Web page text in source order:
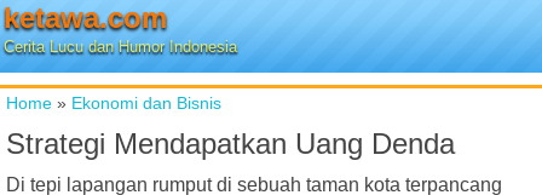
ketawa.com
Cerita Lucu dan Humor Indonesia
Home » Ekonomi dan Bisnis
Strategi Mendapatkan Uang Denda
Di tepi lapangan rumput di sebuah taman kota terpancang